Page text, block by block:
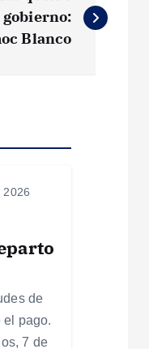
Blanco
de
el pago.
7 de